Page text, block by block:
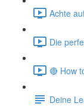
Achte
Die
🔴 How
Deine